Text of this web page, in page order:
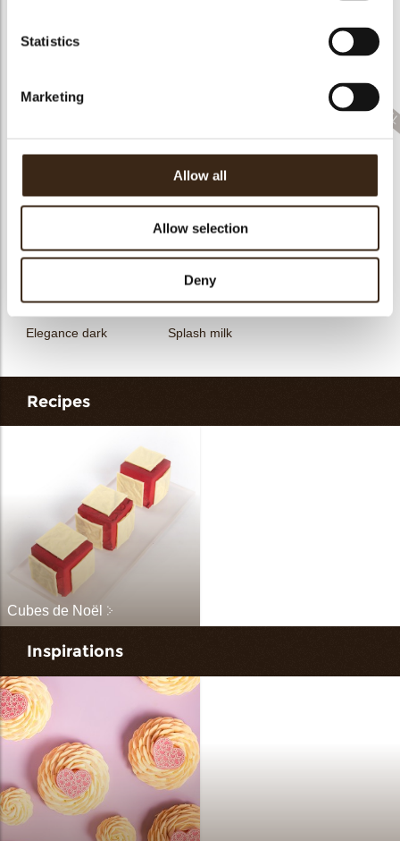
Statistics
Marketing
Allow all
Allow selection
Deny
Feather artisanal Filter dark/white Bunny
Elegance dark Splash milk
Recipes
Cubes de Noël
Inspirations